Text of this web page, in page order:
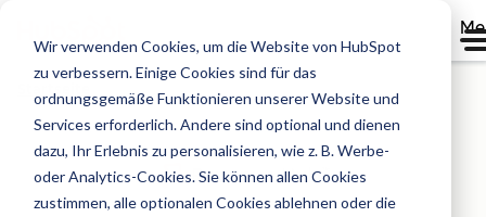
Wir verwenden Cookies, um die Website von HubSpot
zu verbessern. Einige Cookies sind für das
ordnungsgemäße Funktionieren unserer Website und
Services erforderlich. Andere sind optional und dienen
dazu, Ihr Erlebnis zu personalisieren, wie z. B. Werbe-
oder Analytics-Cookies. Sie können allen Cookies
zustimmen, alle optionalen Cookies ablehnen oder die
Startseite